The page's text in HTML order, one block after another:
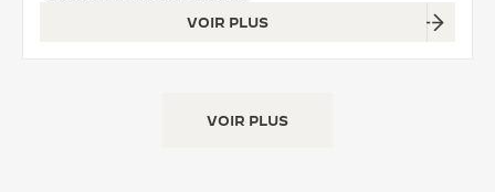
VOIR PLUS
VOIR PLUS